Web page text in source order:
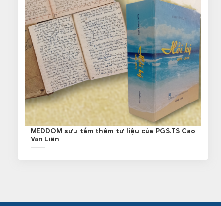
MEDDOM sưu tầm thêm tư liệu của PGS.TS Cao
Văn Liên